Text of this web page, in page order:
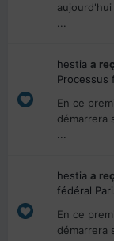
aujourd'hui
...
hestia a
Processus
En ce
démarrera
...
hestia a
fédéral
En ce
démarrera